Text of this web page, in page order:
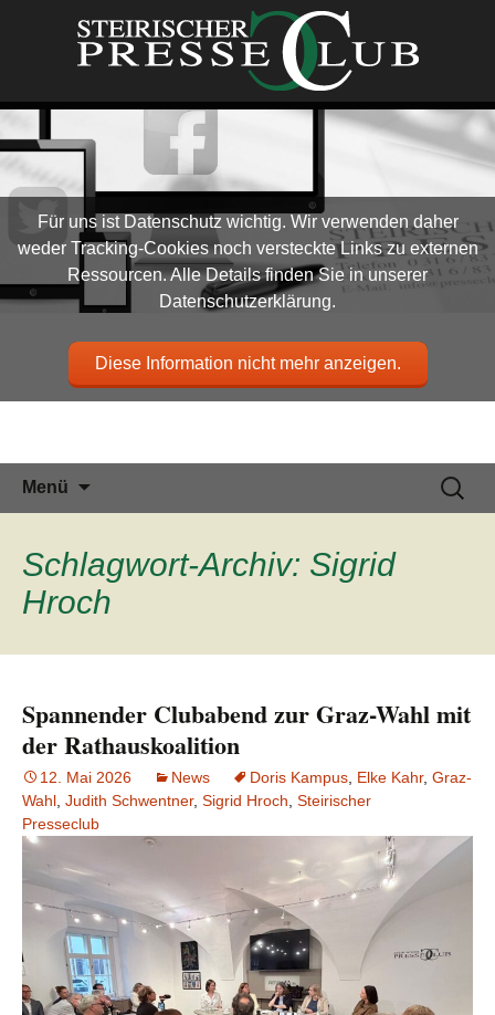
Menü
Suchen
nach:
Schlagwort-Archiv: Sigrid
Hroch
Spannender Clubabend zur Graz-Wahl mit
der Rathauskoalition
12. Mai 2026 News Doris Kampus Elke Kahr, Graz-
Wahl Judith Schwentner, Sigrid Hroch Steirischer
Presseclub
Für uns ist Datenschutz wichtig. Wir verwenden daher
weder Tracking-Cookies noch versteckte Links zu externen
Ressourcen. Alle Details finden Sie in unserer
Datenschutzerklärung.
Diese Information nicht mehr anzeigen.